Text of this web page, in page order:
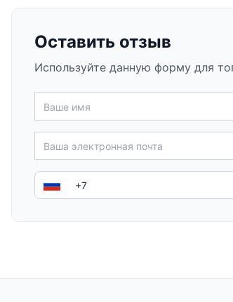
Оставить отзыв
Используйте данную форму для